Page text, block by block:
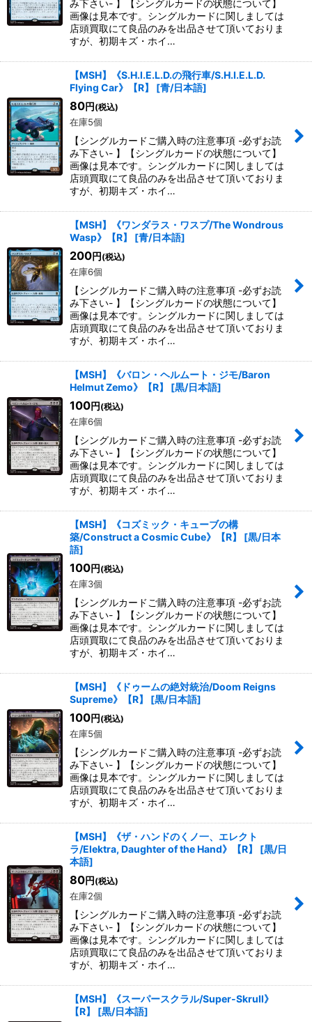
み下さい- 】【シングルカードの状態について】
画像は見本です。シングルカードに関しましては
店頭買取にて良品のみを出品させて頂いておりま
すが、初期キズ・ホイ…
【MSH】《S.H.I.E.L.D.の飛行車/S.H.I.E.L.D.
Flying Car》【R】
[青/日本語]
80円 (税込)
在庫5個
【シングルカードご購入時の注意事項 -必ずお読
み下さい- 】【シングルカードの状態について】
画像は見本です。シングルカードに関しましては
店頭買取にて良品のみを出品させて頂いておりま
すが、初期キズ・ホイ…
【MSH】《ワンダラス・ワスプ/The Wondrous
Wasp》【R】
[青/日本語]
200円 (税込)
在庫6個
【シングルカードご購入時の注意事項 -必ずお読
み下さい- 】【シングルカードの状態について】
画像は見本です。シングルカードに関しましては
店頭買取にて良品のみを出品させて頂いておりま
すが、初期キズ・ホイ…
【MSH】《バロン・ヘルムート・ジモ/Baron
Helmut Zemo》【R】
[黒/日本語]
100円 (税込)
在庫6個
【シングルカードご購入時の注意事項 -必ずお読
み下さい- 】【シングルカードの状態について】
画像は見本です。シングルカードに関しましては
店頭買取にて良品のみを出品させて頂いておりま
すが、初期キズ・ホイ…
【MSH】《コズミック・キューブの構
築/Construct a Cosmic Cube》【R】
[黒/日本
語]
100円 (税込)
在庫3個
【シングルカードご購入時の注意事項 -必ずお読
み下さい- 】【シングルカードの状態について】
画像は見本です。シングルカードに関しましては
店頭買取にて良品のみを出品させて頂いておりま
すが、初期キズ・ホイ…
【MSH】《ドゥームの絶対統治/Doom Reigns
Supreme》【R】
[黒/日本語]
100円 (税込)
在庫5個
【シングルカードご購入時の注意事項 -必ずお読
み下さい- 】【シングルカードの状態について】
画像は見本です。シングルカードに関しましては
店頭買取にて良品のみを出品させて頂いておりま
すが、初期キズ・ホイ…
【MSH】《ザ・ハンドのくノ一、エレクト
ラ/Elektra, Daughter of the Hand》【R】
[黒/日
本語]
80円 (税込)
在庫2個
【シングルカードご購入時の注意事項 -必ずお読
み下さい- 】【シングルカードの状態について】
画像は見本です。シングルカードに関しましては
店頭買取にて良品のみを出品させて頂いておりま
すが、初期キズ・ホイ…
【MSH】《スーパースクラル/Super-Skrull》
【R】
[黒/日本語]